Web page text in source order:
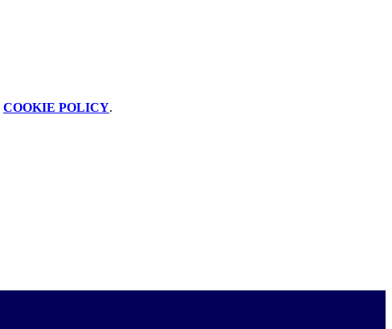
COOKIE POLICY.